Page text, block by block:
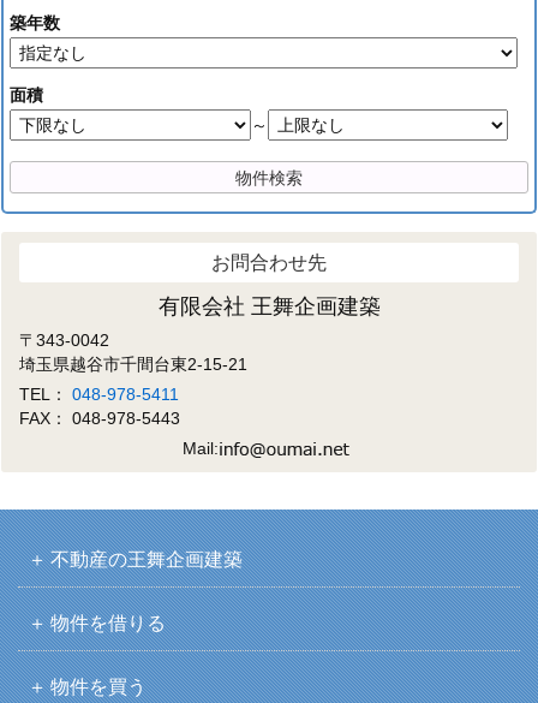
築年数
面積
～
お問合わせ先
有限会社 王舞企画建築
〒343-0042
埼玉県越谷市千間台東2-15-21
TEL：048-978-5411
FAX： 048-978-5443
Mail:
不動産の王舞企画建築
物件を借りる
物件を買う